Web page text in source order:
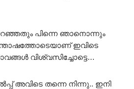
പിന്നെ ഞാനൊന്നും
ഇവിടെ
വിശ്വസിച്ചോട്ടെ…
അവിടെ തന്നെ നിന്നു.. ഇനി